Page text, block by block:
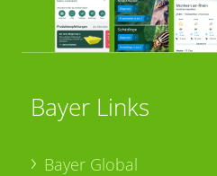
Bayer Links
Bayer Global